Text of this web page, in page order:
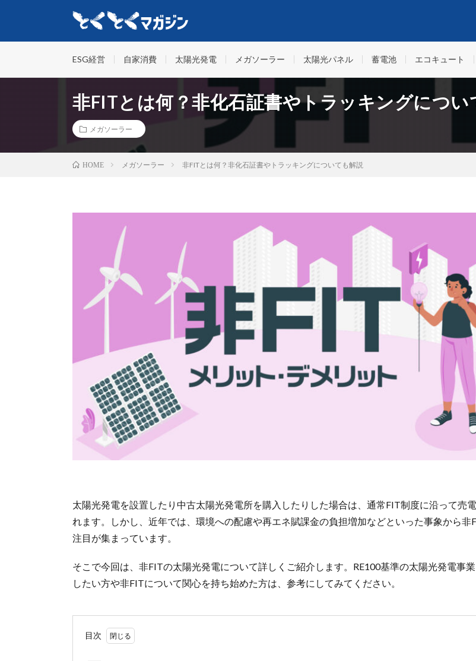
とくとくマガジンは、脱炭素経営や自家消費型太陽光発電の情報・太陽光発電投資・メンテナンス・住宅用の太陽光発電と
な情報を配信しています。
ESG経営 自家消費 太陽光発電 メガソーラー 太陽光パネル 蓄電池 エコキュート
非FITとは何？非化石証書やトラッキングについ
メガソーラー
HOME メガソーラー 非FITとは何？非化石証書やトラッキングについても解説
太陽光発電を設置したり中古太陽光発電所を購入したりした場合は、通常FIT制度に沿って売
れます。しかし、近年では、環境への配慮や再エネ賦課金の負担増加などといった事象から非
注目が集まっています。
そこで今回は、非FITの太陽光発電について詳しくご紹介します。RE100基準の太陽光発電事
したい方や非FITについて関心を持ち始めた方は、参考にしてみてください。
目次